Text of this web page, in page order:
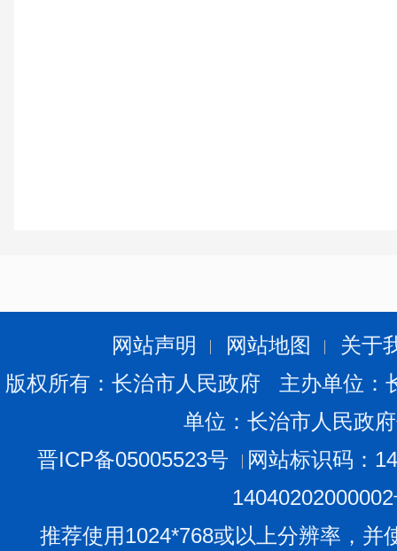
网站声明 网站地图
关于
版权所有：长治市人民政府 主办单位
单位：长治市人民政
晋ICP备05005523号
网站标识码：
推荐使用1024*768或以上分辨率，并